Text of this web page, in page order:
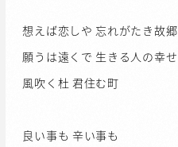
想えば恋しや 忘れがたき故郷
願うは遠くで 生きる人の幸せ
風吹く杜 君住む町
良い事も 辛い事も